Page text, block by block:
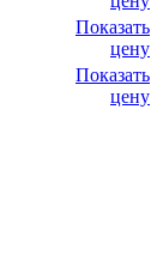
Показать
цену
Показать
цену